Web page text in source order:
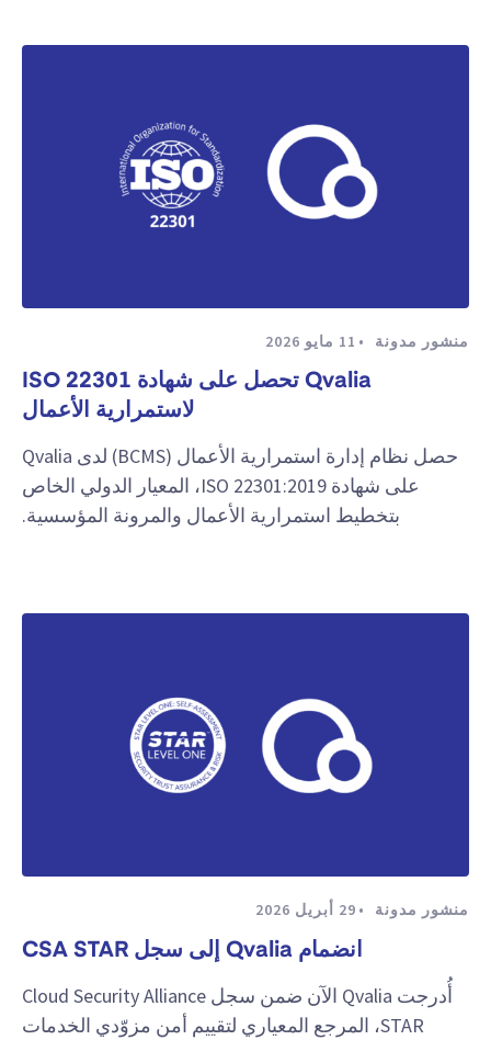
منشور مدونة 11 مايو 2026
Qvalia تحصل على شهادة ISO 22301
لاستمرارية الأعمال
حصل نظام إدارة استمرارية الأعمال (BCMS) لدى Qvalia
على شهادة ISO 22301:2019، المعيار الدولي الخاص
بتخطيط استمرارية الأعمال والمرونة المؤسسية.
منشور مدونة 29 أبريل 2026
انضمام Qvalia إلى سجل CSA STAR
أُدرجت Qvalia الآن ضمن سجل Cloud Security Alliance
STAR، المرجع المعياري لتقييم أمن مزوّدي الخدمات